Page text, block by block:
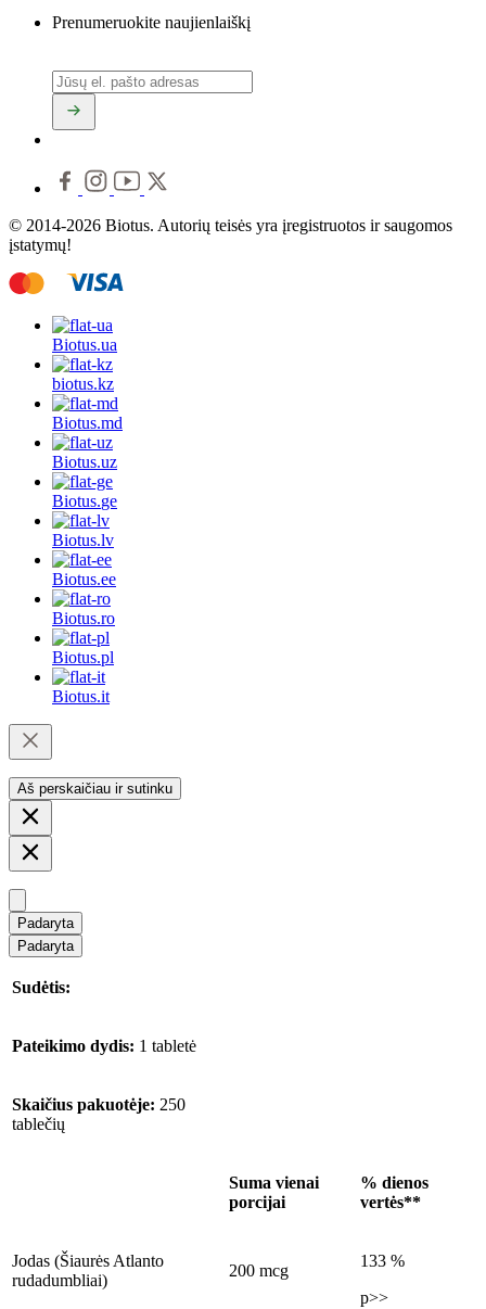
Prenumeruokite naujienlaiškį
© 2014-2026 Biotus. Autorių teisės yra įregistruotos ir saugomos
įstatymų!
Biotus.ua
biotus.kz
Biotus.md
Biotus.uz
Biotus.ge
Biotus.lv
Biotus.ee
Biotus.ro
Biotus.pl
Biotus.it
Aš perskaičiau ir sutinku
Padaryta
Padaryta
Sudėtis:
Pateikimo dydis: 1 tabletė
Skaičius pakuotėje: 250
tablečių
Suma vienai
porcijai
% dienos
vertės**
Jodas (Šiaurės Atlanto
rudadumbliai)
200 mcg
133 %
p>>